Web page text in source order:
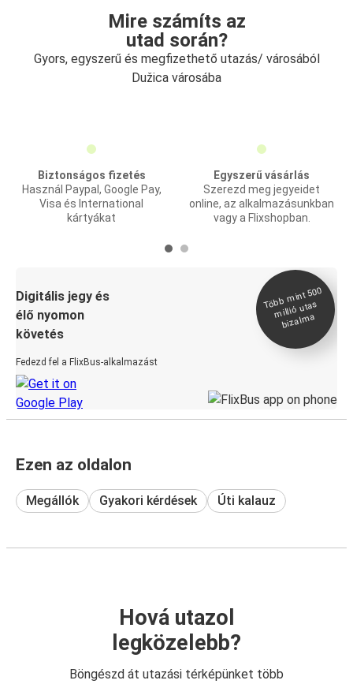
Mire számíts az
utad során?
Gyors, egyszerű és megfizethető utazás/ városából
Dužica városába
Biztonságos fizetés
Használ Paypal, Google Pay,
Visa és International
kártyákat
Egyszerű vásárlás
Szerezd meg jegyeidet
online, az alkalmazásunkban
vagy a Flixshopban.
Digitális jegy és
élő nyomon
követés
Fedezd fel a FlixBus-alkalmazást
Több
mint 500
millió utas
bizal
ma
Ezen az oldalon
Megállók Gyakori kérdések Úti kalauz
Hová utazol
legközelebb?
Böngészd át utazási térképünket több